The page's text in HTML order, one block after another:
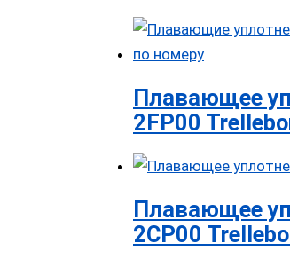
Плавающее
2FP00
Плавающее
2CP00